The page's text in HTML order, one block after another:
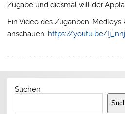
Zugabe und diesmal will der
Ein Video des Zuganben-Medleys
anschauen: https://youtu.be/
Suchen